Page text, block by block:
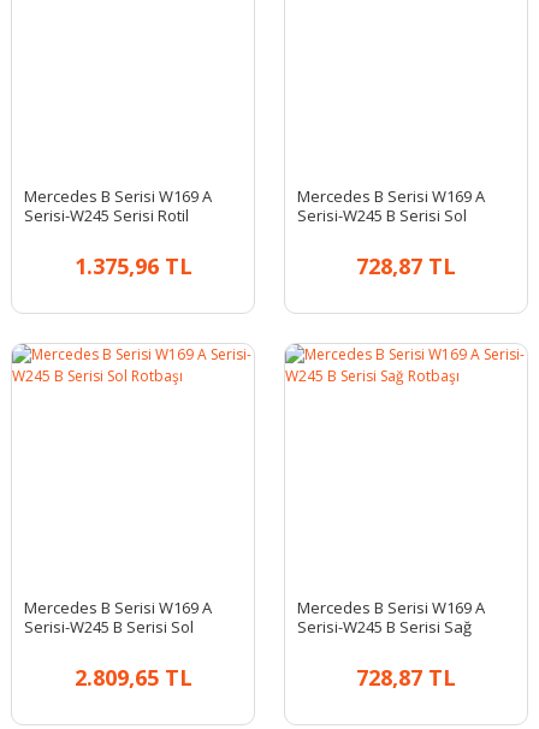
Mercedes B Serisi W169 A
Serisi-W245 Serisi Rotil
1.375,96 TL
Mercedes B Serisi W169 A
Serisi-W245 B Serisi Sol
728,87 TL
Mercedes B Serisi W169 A
Serisi-W245 B Serisi Sol
2.809,65 TL
Mercedes B Serisi W169 A
Serisi-W245 B Serisi Sağ
728,87 TL